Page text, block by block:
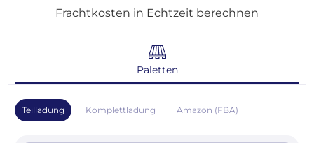
Frachtkosten in Echtzeit berechnen
Paletten
Teilladung Komplettladung Amazon (FBA)